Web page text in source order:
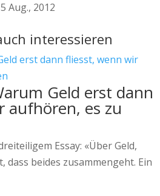
Aug., 2012
interessieren
Geld erst dann
aufhören, es zu
Essay: «Über Geld,
dass beides zusammengeht. Ein